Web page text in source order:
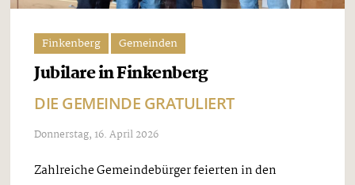
Finkenberg Gemeinden
Jubilare in Finkenberg
DIE GEMEINDE GRATULIERT
Donnerstag, 16. April 2026
Zahlreiche Gemeindebürger feierten in den